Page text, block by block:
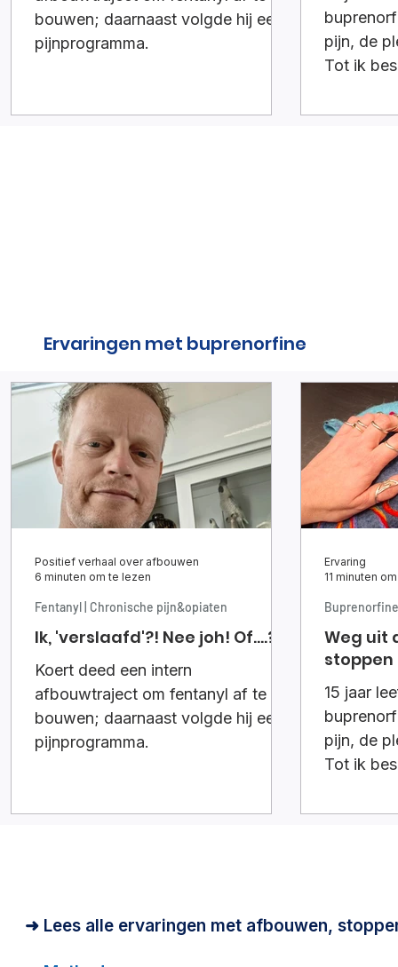
bouwen; daarnaast volgde hij een
pijnprogramma.
pijn, de
Tot ik
Ervaringen met buprenorfine
Ik, 'verslaafd'?! Nee joh! Of....?
Koert deed een intern
afbouwtraject om fentanyl af te
bouwen; daarnaast volgde hij een
pijnprogramma.
Fentanyl | Chronische pijn&opiaten
Positief verhaal over afbouwen
6 minuten om te lezen
Weg uit
15 jaar
pijn, de
Tot ik
Buprenorfine
Ervaring
11 minuten
➜ Lees alle ervaringen met afbouwen,